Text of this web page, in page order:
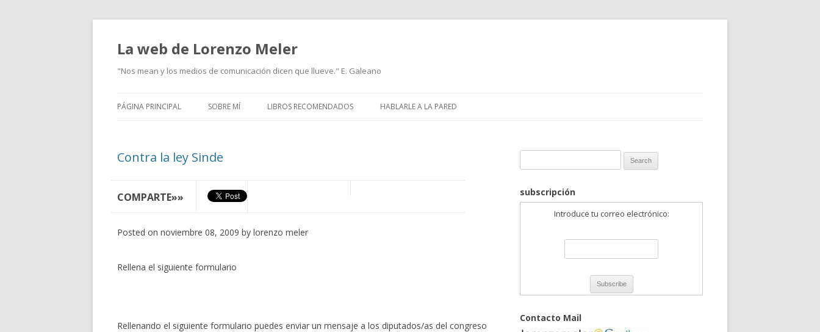
La web de Lorenzo Meler
"Nos mean y los medios de comunicación dicen que llueve." E. Galeano
PÁGINA PRINCIPAL SOBRE MÍ LIBROS RECOMENDADOS HABLARLE A LA PARED
Contra la ley Sinde
COMPARTE»»
Posted on noviembre 08, 2009 by lorenzo meler
Rellena el siguiente formulario
Rellenando el siguiente formulario puedes enviar un mensaje a los diputados/as del congreso
subscripción
Introduce tu correo electrónico:
Contacto Mail